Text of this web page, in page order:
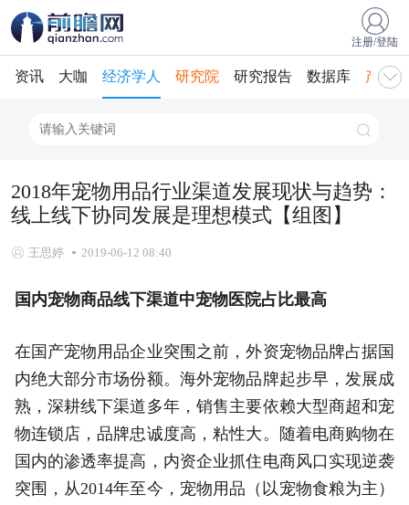
注册/登陆
资讯 大咖 经济学人 研究院 研究报告 数据库 产业
2018年宠物用品行业渠道发展现状与趋势：
线上线下协同发展是理想模式【组图】
王思婷 2019-06-12 08:40
国内宠物商品线下渠道中宠物医院占比最高
在国产宠物用品企业突围之前，外资宠物品牌占据国
内绝大部分市场份额。海外宠物品牌起步早，发展成
熟，深耕线下渠道多年，销售主要依赖大型商超和宠
物连锁店，品牌忠诚度高，粘性大。随着电商购物在
国内的渗透率提高，内资企业抓住电商风口实现逆袭
突围，从2014年至今，宠物用品（以宠物食粮为主）